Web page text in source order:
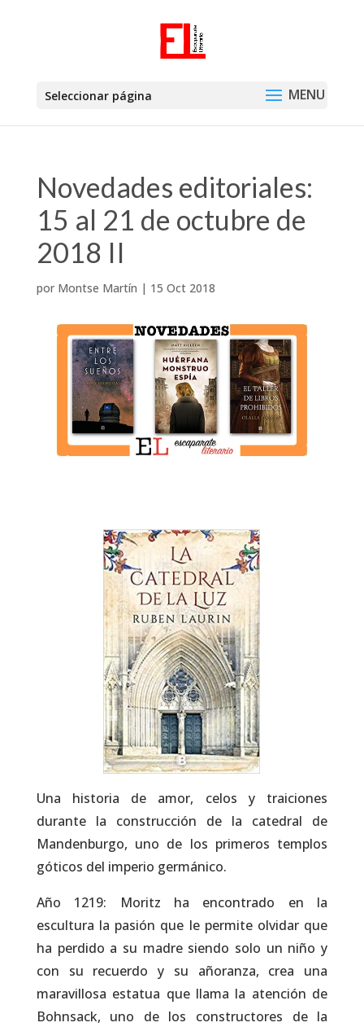
Seleccionar página
Novedades editoriales:
15 al 21 de octubre de
2018 II
por Montse Martín | 15 Oct 2018
Una historia de amor, celos y traiciones
durante la construcción de la catedral de
Mandenburgo, uno de los primeros templos
góticos del imperio germánico.
Año 1219: Moritz ha encontrado en la
escultura la pasión que le permite olvidar que
ha perdido a su madre siendo solo un niño y
con su recuerdo y su añoranza, crea una
maravillosa estatua que llama la atención de
Bohnsack, uno de los constructores de la